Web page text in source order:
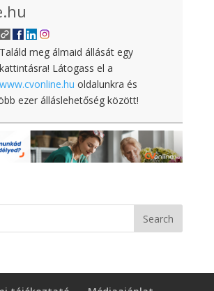
Találd meg álmaid állását egy
kattintásra! Látogass el a
www.cvonline.hu oldalunkra és
ezer álláslehetőség között!